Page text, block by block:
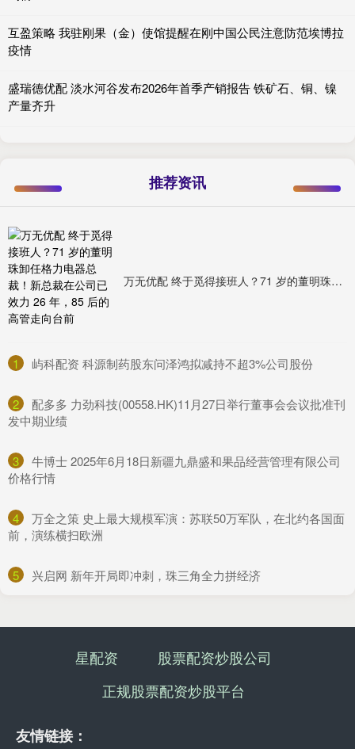
互盈策略 我驻刚果（金）使馆提醒在刚中国公民注意防范埃博拉
疫情
盛瑞德优配 淡水河谷发布2026年首季产销报告 铁矿石、铜、镍
产量齐升
推荐资讯
万无优配 终于觅得接班人？71 岁的董明珠卸任格力电器总裁！新总裁在公司已效力 26 年，85 后的高管走向台前
1 ​屿科配资 科源制药股东问泽鸿拟减持不超3%公司股份
2
​配多多 力劲科技(00558.HK)11月27日举行董事会会议批准刊
发中期业绩
3
​牛博士 2025年6月18日新疆九鼎盛和果品经营管理有限公司
价格行情
4
​万全之策 史上最大规模军演：苏联50万军队，在北约各国面
前，演练横扫欧洲
5 ​兴启网 新年开局即冲刺，珠三角全力拼经济
星配资
股票配资炒股公司
正规股票配资炒股平台
友情链接：